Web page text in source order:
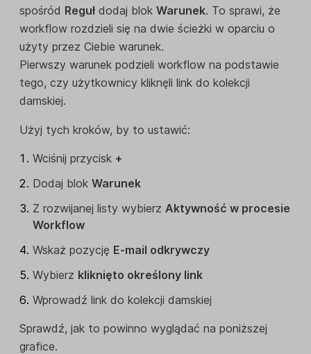
spośród Reguł dodaj blok Warunek. To sprawi, że
workflow rozdzieli się na dwie ścieżki w oparciu o
użyty przez Ciebie warunek.
Pierwszy warunek podzieli workflow na podstawie
tego, czy użytkownicy kliknęli link do kolekcji
damskiej.
Użyj tych kroków, by to ustawić:
Wciśnij przycisk +
Dodaj blokWarunek
Z rozwijanej listy wybierz Aktywność w procesie
Workflow
Wskaż pozycję E-mail odkrywczy
Wybierz kliknięto określony link
Wprowadź link do kolekcji damskiej
Sprawdź, jak to powinno wyglądać na poniższej
grafice.